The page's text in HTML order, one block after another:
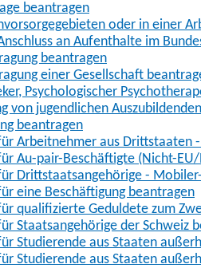
beantragen
oder in einer
an Aufenthalte im
beantragen
einer Gesellschaft
Psychologischer
von jugendlichen
beantragen
Arbeitnehmer aus Drittstaaten
Au-pair-Beschäftigte (Nicht-EU/
Drittstaatsangehörige -
eine Beschäftigung beantragen
qualifizierte Geduldete zum
Staatsangehörige der Schweiz
Studierende aus Staaten
Studierende aus Staaten